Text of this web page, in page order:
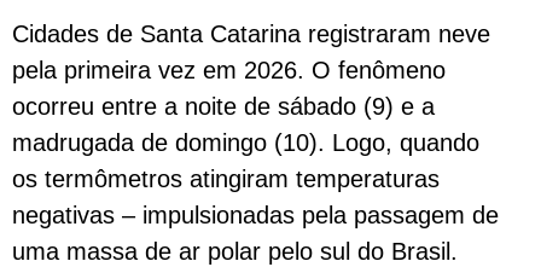
Cidades de Santa Catarina registraram neve
pela primeira vez em 2026. O fenômeno
ocorreu entre a noite de sábado (9) e a
madrugada de domingo (10). Logo, quando
os termômetros atingiram temperaturas
negativas – impulsionadas pela passagem de
uma massa de ar polar pelo sul do Brasil.